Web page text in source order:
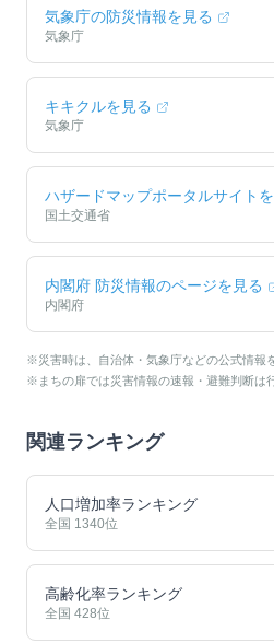
気象庁の防災情報を見る
気象庁
キキクルを見る
気象庁
ハザードマップポータルサイト
国土交通省
内閣府 防災情報のページを見る
内閣府
※災害時は、自治体・気象庁などの公式情報
※まちの扉では災害情報の速報・避難判断は
関連ランキング
人口増加率ランキング
全国 1340位
高齢化率ランキング
全国 428位